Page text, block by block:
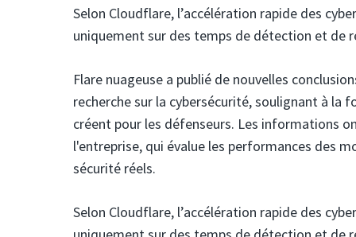
Selon Cloudflare, l’accélération rapide des
uniquement sur des temps de détection et de
Flare nuageuse a publié de nouvelles
recherche sur la cybersécurité, soulignant à la
créent pour les défenseurs. Les informations
l'entreprise, qui évalue les performances des
sécurité réels.
Selon Cloudflare, l’accélération rapide des